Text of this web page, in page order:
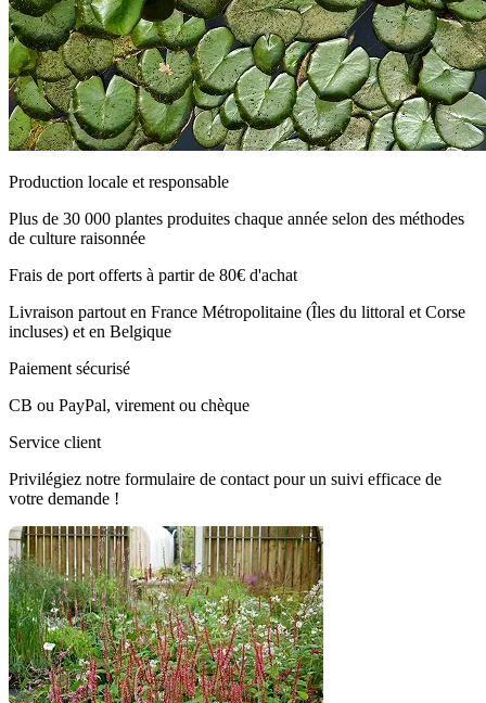
Production locale et responsable
Plus de 30 000 plantes produites chaque année selon des méthodes
de culture raisonnée
Frais de port offerts à partir de 80€ d'achat
Livraison partout en France Métropolitaine (Îles du littoral et Corse
incluses) et en Belgique
Paiement sécurisé
CB ou PayPal, virement ou chèque
Service client
Privilégiez notre formulaire de contact pour un suivi efficace de
votre demande !